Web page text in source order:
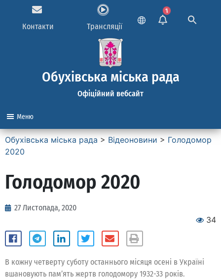
Контакти Трансляції
1
Обухівська міська рада
Офіційний вебсайт
Меню
Обухівська міська рада > Відеоновини > Голодомор
2020
Голодомор 2020
27 Листопада, 2020
34
В кожну четверту суботу останнього місяця осені в Україні
вшановують пам’ять жертв голодомору 1932-33 років.